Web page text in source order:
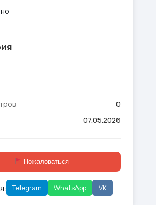
0
07.05.2026
Пожаловаться
Telegram WhatsApp VK